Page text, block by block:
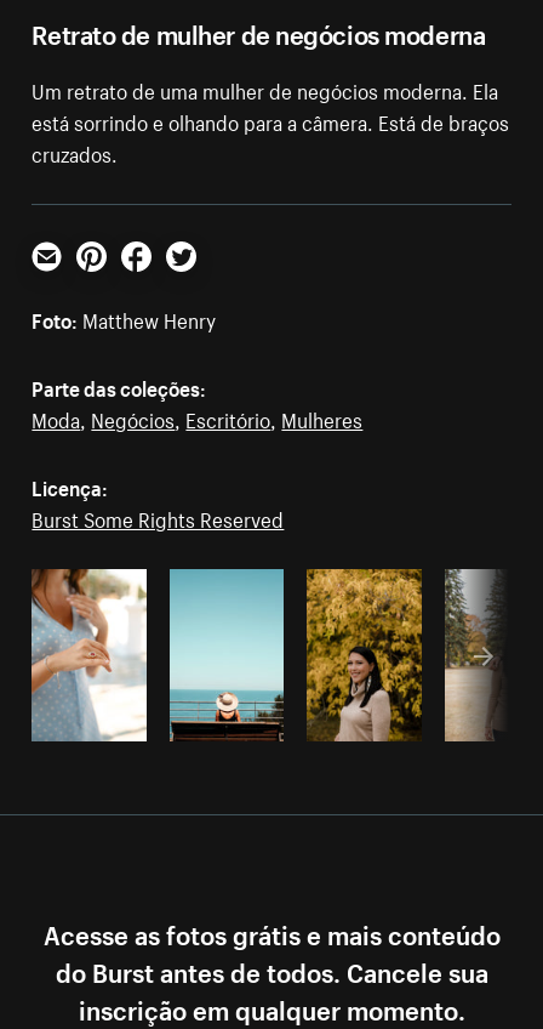
Retrato de mulher de negócios moderna
Um retrato de uma mulher de negócios moderna. Ela
está sorrindo e olhando para a câmera. Está de braços
cruzados.
E-mailPinterestFacebookTwitter
Foto: Matthew Henry
Parte das coleções:
Moda, Negócios, Escritório, Mulheres
Licença:
Burst Some Rights Reserved
Acesse as fotos grátis e mais conteúdo
do Burst antes de todos. Cancele sua
inscrição em qualquer momento.